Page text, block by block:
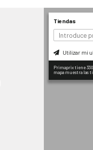
Tiendas
Utilizar mi
Primaprix tiene
mapa muestra las